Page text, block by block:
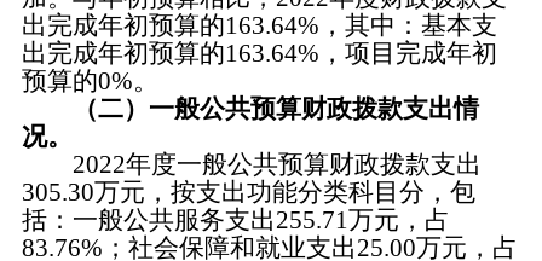
出完成年初预算的163.64%，其中：基本支
出完成年初预算的163.64%，项目完成年初
预算的0%。
（二）一般公共预算财政拨款支出情
况。
2022年度一般公共预算财政拨款支出
305.30万元，按支出功能分类科目分，包
括：一般公共服务支出255.71万元，占
83.76%；社会保障和就业支出25.00万元，占